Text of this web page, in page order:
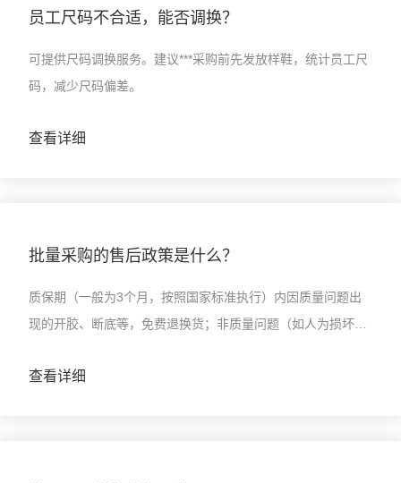
员工尺码不合适，能否调换？
可提供尺码调换服务。建议***采购前先发放样鞋，统计员工尺
码，减少尺码偏差。
查看详细
批量采购的售后政策是什么？
质保期（一般为3个月，按照国家标准执行）内因质量问题出
现的开胶、断底等，免费退换货；非质量问题（如人为损坏、
有合作折扣。
查看详细